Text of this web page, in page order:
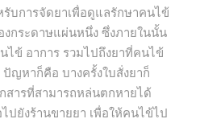
บการจัดยาเพื่อดูแลรักษาคนไข้
กระดาษแผ่นหนึ่ง ซึ่งภายในนั้น
ไข้ อาการ รวมไปถึงยาที่คนไข้
ญหาก็คือ บางครั้งใบสั่งยาก็
สารที่สามารถหล่นตกหายได้
ปยังร้านขายยา เพื่อให้คนไข้ไป